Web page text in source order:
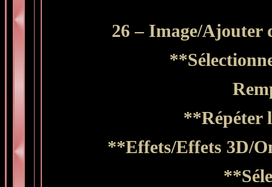
26 – Image/Ajouter
**Répéter
**Effets/Effets 3D/